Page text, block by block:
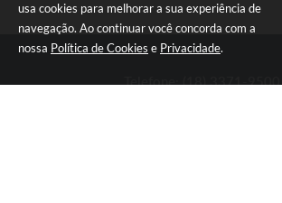
usa cookies para melhorar a sua experiência de
navegação. Ao continuar você concorda com a
nossa Política de Cookies e Privacidade.
Telefone: (18) 3371-9500